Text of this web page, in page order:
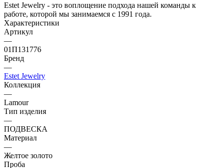
Estet Jewelry - это воплощение подхода нашей команды к
работе, которой мы занимаемся с 1991 года.
Характеристики
Артикул
—
01П131776
Бренд
—
Estet Jewelry
Коллекция
—
Lamour
Тип изделия
—
ПОДВЕСКА
Материал
—
Желтое золото
Проба